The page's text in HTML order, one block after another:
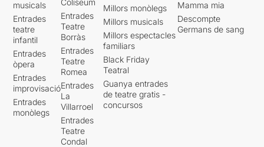
musicals
Entrades
teatre
infantil
Entrades
òpera
Entrades
improvisació
Entrades
monòlegs
Entrades
Teatre
Borràs
Entrades
Teatre
Romea
Entrades
La
Villarroel
Entrades
Teatre
Condal
Millors monòlegs
Millors musicals
Millors espectacles
familiars
Black Friday
Teatral
Guanya entrades
de teatre gratis -
concursos
Mamma mia
Descompte
Germans de sang